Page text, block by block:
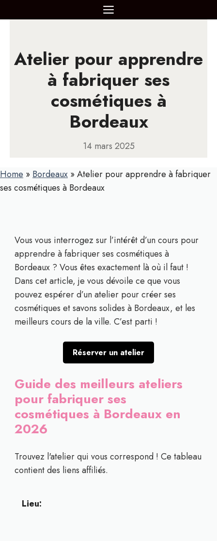
au
MENU
Atelier pour apprendre
à fabriquer ses
cosmétiques à
Bordeaux
14 mars 2025
Home » Bordeaux »Atelier pour apprendre à fabriquer
ses cosmétiques à Bordeaux
Vous vous interrogez sur l’intérêt d’un cours pour
apprendre à fabriquer ses cosmétiques à
Bordeaux ? Vous êtes exactement là où il faut !
Dans cet article, je vous dévoile ce que vous
pouvez espérer d’un atelier pour créer ses
cosmétiques et savons solides à Bordeaux, et les
meilleurs cours de la ville. C’est parti !
Réserver un atelier
Guide des meilleurs ateliers
pour fabriquer ses
cosmétiques à Bordeaux en
2026
Trouvez l'atelier qui vous correspond ! Ce tableau
contient des liens affiliés.
Lieu: